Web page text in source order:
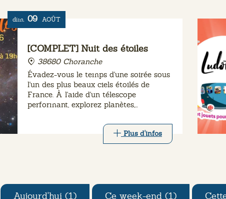
dim. 09 AOÛT
[COMPLET] Nuit des étoiles
38680 Choranche
Évadez-vous le temps d'une soirée sous
l'un des plus beaux ciels étoilés de
France. À l'aide d'un télescope
performant, explorez planètes,
tout en découvrant les constellations et
Plus d'infos